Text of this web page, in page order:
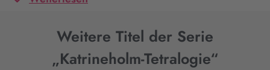
Weitere Titel der Serie
„Katrineholm-Tetralogie“